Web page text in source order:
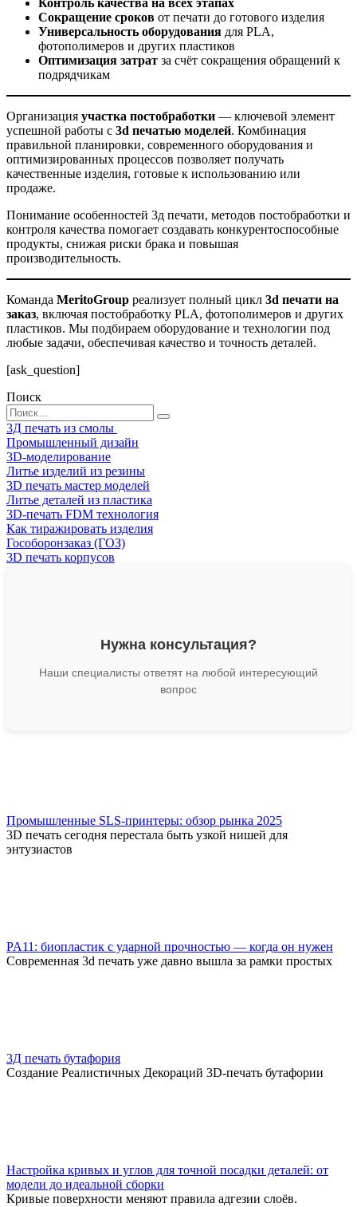
Контроль качества на всех этапах
Сокращение сроков от печати до готового изделия
Универсальность оборудования для PLA,
фотополимеров и других пластиков
Оптимизация затрат за счёт сокращения обращений к
подрядчикам
Организация участка постобработки — ключевой элемент
успешной работы с 3d печатью моделей. Комбинация
правильной планировки, современного оборудования и
оптимизированных процессов позволяет получать
качественные изделия, готовые к использованию или
продаже.
Понимание особенностей 3д печати, методов постобработки и
контроля качества помогает создавать конкурентоспособные
продукты, снижая риски брака и повышая
производительность.
Команда MeritoGroup реализует полный цикл 3d печати на
заказ, включая постобработку PLA, фотополимеров и других
пластиков. Мы подбираем оборудование и технологии под
любые задачи, обеспечивая качество и точность деталей.
[ask_question]
Поиск
Search
for:
3Д печать из смолы
Промышленный дизайн
3D-моделирование
Литье изделий из резины
3D печать мастер моделей
Литье деталей из пластика
3D-печать FDM технология
Как тиражировать изделия
Гособоронзаказ (ГОЗ)
3D печать корпусов
Нужна консультация?
Наши специалисты ответят на любой интересующий
вопрос
Промышленные SLS-принтеры: обзор рынка 2025
3D печать сегодня перестала быть узкой нишей для
энтузиастов
PA11: биопластик с ударной прочностью — когда он нужен
Современная 3d печать уже давно вышла за рамки простых
3Д печать бутафория
Создание Реалистичных Декораций 3D-печать бутафории
Настройка кривых и углов для точной посадки деталей: от
модели до идеальной сборки
Кривые поверхности меняют правила адгезии слоёв.